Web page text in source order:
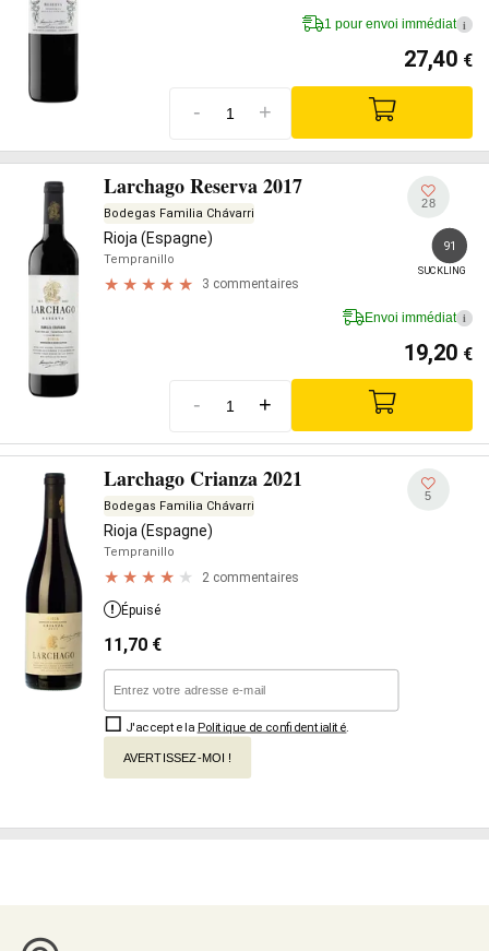
1 pour envoi immédiat i
27,40 €
- +
Larchago Reserva 2017
Bodegas Familia Chávarri
Rioja (Espagne)
Tempranillo
3 commentaires
28
91
SUCKLING
Envoi immédiat i
19,20 €
- +
Larchago Crianza 2021
Bodegas Familia Chávarri
Rioja (Espagne)
Tempranillo
2 commentaires
5
Épuisé
11,70 €
J'accepte la Politique de confidentialité
AVERTISSEZ-MOI !